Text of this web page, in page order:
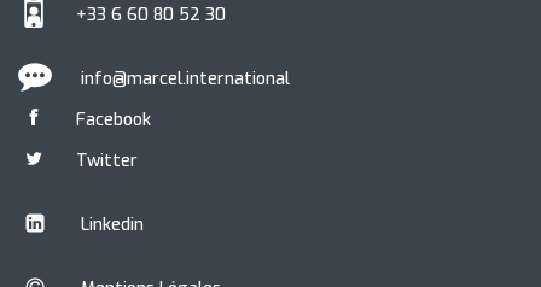
+33 6 60 80 52 30
info@marcel.international
Facebook
Twitter
Linkedin